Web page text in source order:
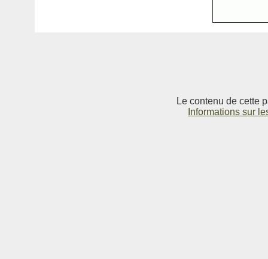
Le contenu de cette
Informations sur